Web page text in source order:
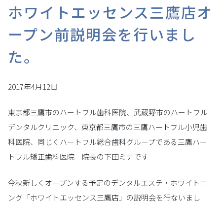
ホワイトエッセンス三鷹店オ
ープン前説明会を行いまし
た。
2017年4月12日
東京都三鷹市のハートフル歯科医院、武蔵野市のハートフル
デンタルクリニック、東京都三鷹市の三鷹ハートフル小児歯
科医院、同じくハートフル総合歯科グループである三鷹ハー
トフル矯正歯科医院 院長の下田ミナです
今秋新しくオープンする予定のデンタルエステ・ホワイトニ
ング「ホワイトエッセンス三鷹店」の説明会を行ないまし